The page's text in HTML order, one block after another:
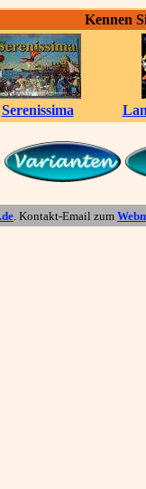
Kennen
Serenissima
. Kontakt-Email zum